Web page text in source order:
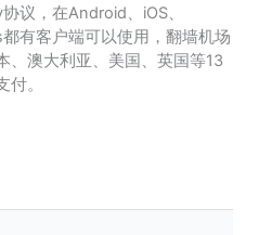
议，在Android、iOS、
有客户端可以使用，翻墙机场
、澳大利亚、美国、英国等13
。